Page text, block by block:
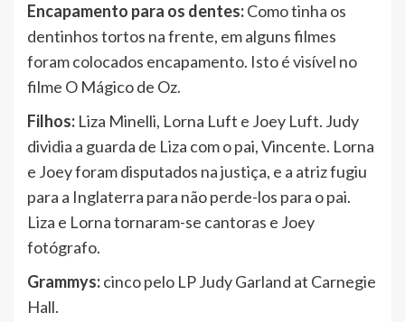
Encapamento para os dentes:Como tinha os
dentinhos tortos na frente, em alguns filmes
foram colocados encapamento. Isto é visível no
filme O Mágico de Oz.
Filhos: Liza Minelli, Lorna Luft e Joey Luft. Judy
dividia a guarda de Liza com o pai, Vincente. Lorna
e Joey foram disputados na justiça, e a atriz fugiu
para a Inglaterra para não perde-los para o pai.
Liza e Lorna tornaram-se cantoras e Joey
fotógrafo.
Grammys:cinco pelo LP Judy Garland at Carnegie
Hall.